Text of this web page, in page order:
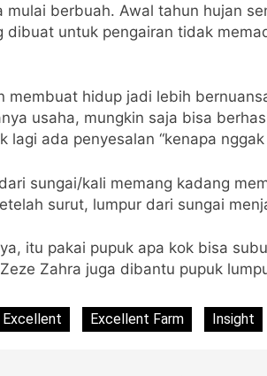
mulai berbuah. Awal tahun hujan
dibuat untuk pengairan tidak
membuat hidup jadi lebih
usaha, mungkin saja bisa
lagi ada penyesalan “kenapa nggak
sungai/kali memang kadang
surut, lumpur dari sungai
itu pakai pupuk apa kok bisa
Zahra juga dibantu pupuk
Excellent Excellent Farm Insight